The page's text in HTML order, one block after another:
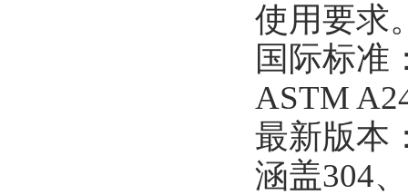
使用要求
国际标准
ASTM
最新版本
涵盖304